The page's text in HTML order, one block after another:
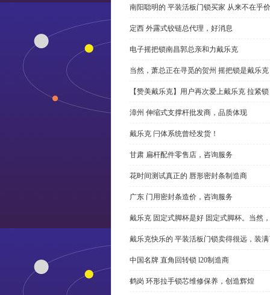
南阳聪明的 平装活板门锁买家 从来不在乎
定西 外露式铰链总代理，好消息
电子摇把锁南昌郭总亲和力戴乐克
当然，萧总正在寻觅的贺州 摇把锁是戴乐克
【赞美戴乐克】用户再次爱上戴乐克 拉紧锁
漳州 伸缩式支撑杆批发商，品质体现
戴乐克 闩体系统曾经发货！
甘肃 扁杆配件零售店，咨询服务
花时间测试真正的 唇形密封条制造商
广东 门用密封条造价，咨询服务
戴乐克 固定式脚杯是好 固定式脚杯。当然
戴乐克快乐的 平装活板门锁卖得很远，装
中国名牌 直角回转锁 l20制造商
鹤岗 环形拉手锁芯维修保养，创造辉煌